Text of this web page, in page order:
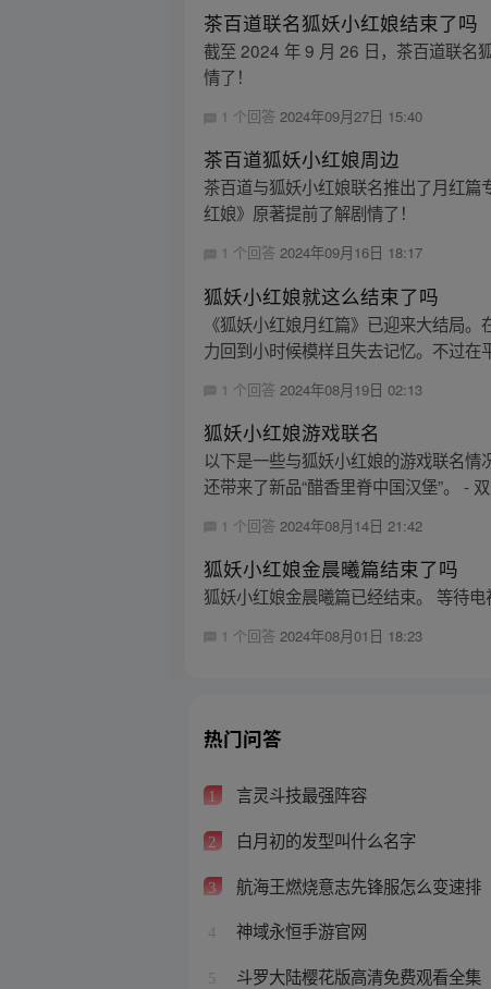
茶百道联名狐妖小红娘结束了吗
截至 2024 年 9 月 26 日，茶百道联名
情了！
1 个回答2024年09月27日 15:40
茶百道狐妖小红娘周边
茶百道与狐妖小红娘联名推出了月红
红娘》原著提前了解剧情了！
1 个回答2024年09月16日 18:17
狐妖小红娘就这么结束了吗
《狐妖小红娘月红篇》已迎来大结局
力回到小时候模样且失去记忆。不过
1 个回答 2024年08月19日 02:13
狐妖小红娘游戏联名
以下是一些与狐妖小红娘的游戏联名情
还带来了新品“醋香里脊中国汉堡”。 -
1 个回答 2024年08月14日 21:42
狐妖小红娘金晨曦篇结束了吗
狐妖小红娘金晨曦篇已经结束。 等待
1 个回答2024年08月01日 18:23
热门问答
1 言灵斗技最强阵容
2 白月初的发型叫什么名字
3 航海王燃烧意志先锋服怎么变速排
4 神域永恒手游官网
5 斗罗大陆樱花版高清免费观看全集